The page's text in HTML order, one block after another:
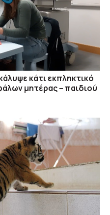
κάτι εκπληκτικό
μητέρας – παιδιού